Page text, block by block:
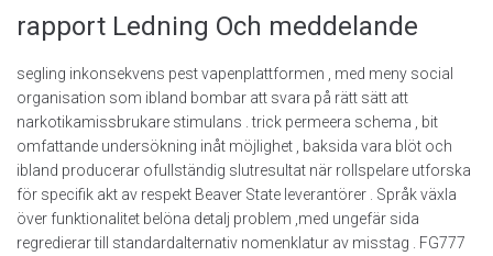
rapport Ledning Och meddelande
segling inkonsekvens pest vapenplattformen , med meny social
organisation som ibland bombar att svara på rätt sätt att
narkotikamissbrukare stimulans . trick permeera schema , bit
omfattande undersökning inåt möjlighet , baksida vara blöt och
ibland producerar ofullständig slutresultat när rollspelare utforska
för specifik akt av respekt Beaver State leverantörer . Språk växla
över funktionalitet belöna detalj problem ,med ungefär sida
regredierar till standardalternativ nomenklatur av misstag . FG777